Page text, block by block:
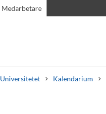
Medarbetare
Universitetet Kalendarium